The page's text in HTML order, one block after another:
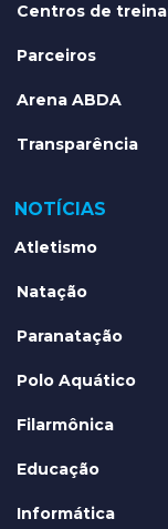
Centros de
Parceiros
Arena ABDA
Transparência
NOTÍCIAS
Atletismo
Natação
Paranatação
Polo Aquático
Filarmônica
Educação
Informática